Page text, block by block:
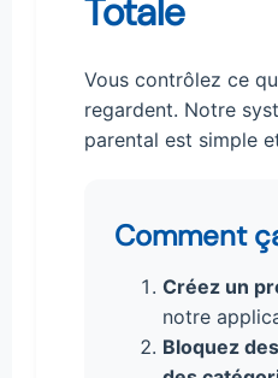
Totale
Vous contrôlez ce
regardent. Notre
parental est simple
Comment
Créez un
notre
Bloquez